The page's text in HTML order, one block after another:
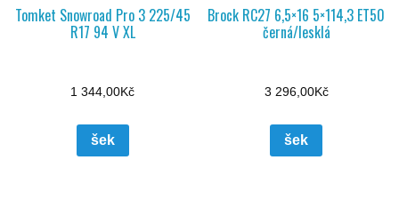
Tomket Snowroad Pro 3 225/45
R17 94 V XL
1 344,00Kč
šek
Brock RC27 6,5×16 5×114,3 ET50
černá/lesklá
3 296,00Kč
šek